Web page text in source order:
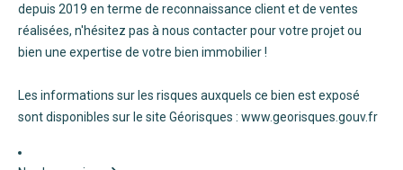
depuis 2019 en terme de reconnaissance client et de ventes
réalisées, n'hésitez pas à nous contacter pour votre projet ou
bien une expertise de votre bien immobilier !
Les informations sur les risques auxquels ce bien est exposé
sont disponibles sur le site Géorisques : www.georisques.gouv.fr